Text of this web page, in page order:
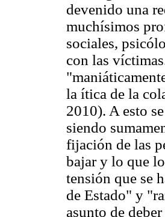
devenido una
muchísimos
sociales,
con las
la ítica de la
2010). A esto
siendo
fijación de las
bajar y lo que
tensión que se
de Estado" y
asunto de